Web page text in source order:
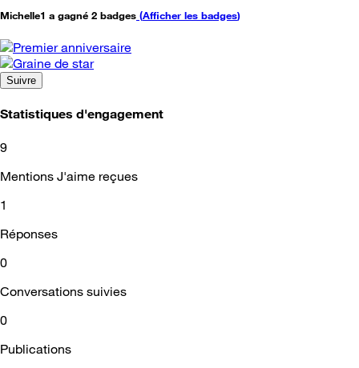
Michelle1 a gagné 2 badges (Afficher les badges)
Suivre
Statistiques d'engagement
9
Mentions J'aime reçues
1
Réponses
0
Conversations suivies
0
Publications